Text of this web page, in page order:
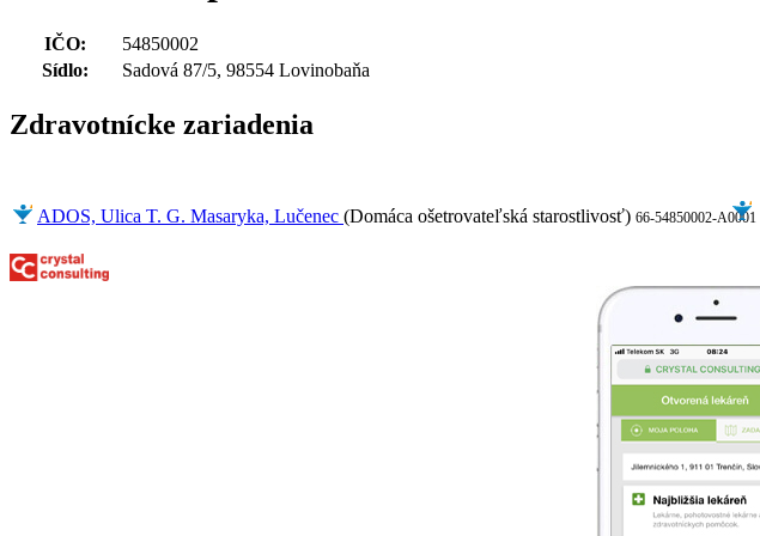
IČO:
54850002
Sídlo:
Sadová 87/5, 98554 Lovinobaňa
Zdravotnícke zariadenia
ADOS, Ulica T. G. Masaryka, Lučenec (Domáca ošetrovateľská starostlivosť) 66-54850002-A0001